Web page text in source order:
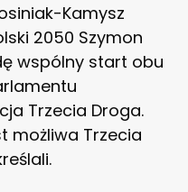
Kamysz
2050 Szymon
wspólny start obu
Trzecia Droga.
możliwa Trzecia